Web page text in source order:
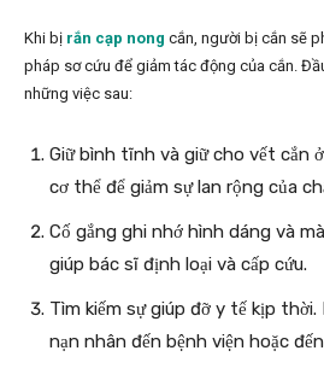
Khi bị rắn cạp nong cắn, người bị cắn sẽ
pháp sơ cứu để giảm tác động của cắn.
những việc sau:
Giữ bình tĩnh và giữ cho vết cắn
cơ thể để giảm sự lan rộng của
Cố gắng ghi nhớ hình dáng và
giúp bác sĩ định loại và cấp cứu.
Tìm kiếm sự giúp đỡ y tế kịp thời.
nạn nhân đến bệnh viện hoặc